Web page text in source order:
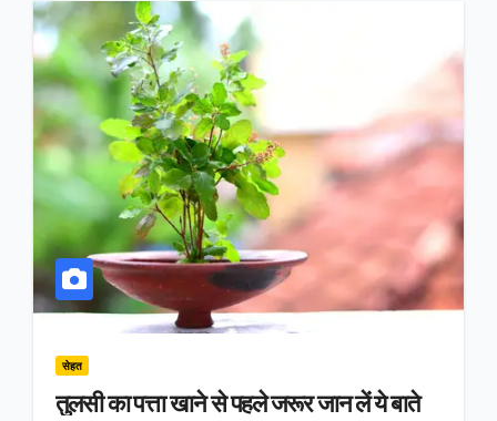
सेहत
तुलसी का पत्ता खाने से पहले जरूर जान लें ये बाते